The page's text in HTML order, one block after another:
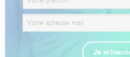
Je